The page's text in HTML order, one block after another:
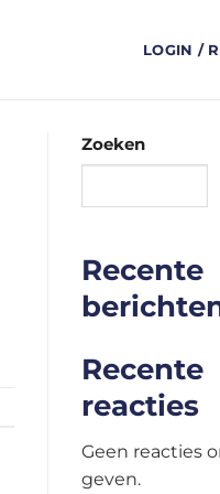
LOGIN /
Zoeken
Recente
Recente
reacties
Geen reacties
geven.